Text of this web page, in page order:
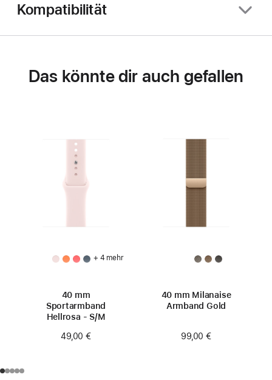
Kompatibilität
Das könnte dir auch gefallen
+ 4 mehr
40 mm
Sportarmband
Hellrosa - S/M
49,00 €
40 mm Milanaise
Armband Gold
99,00 €